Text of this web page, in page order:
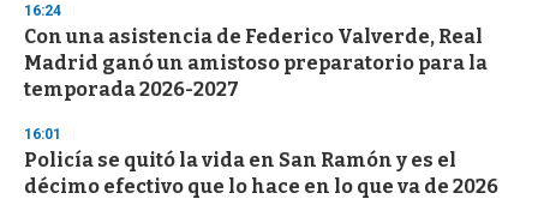
16:24
Con una asistencia de Federico Valverde, Real
Madrid ganó un amistoso preparatorio para la
temporada 2026-2027
16:01
Policía se quitó la vida en San Ramón y es el
décimo efectivo que lo hace en lo que va de 2026